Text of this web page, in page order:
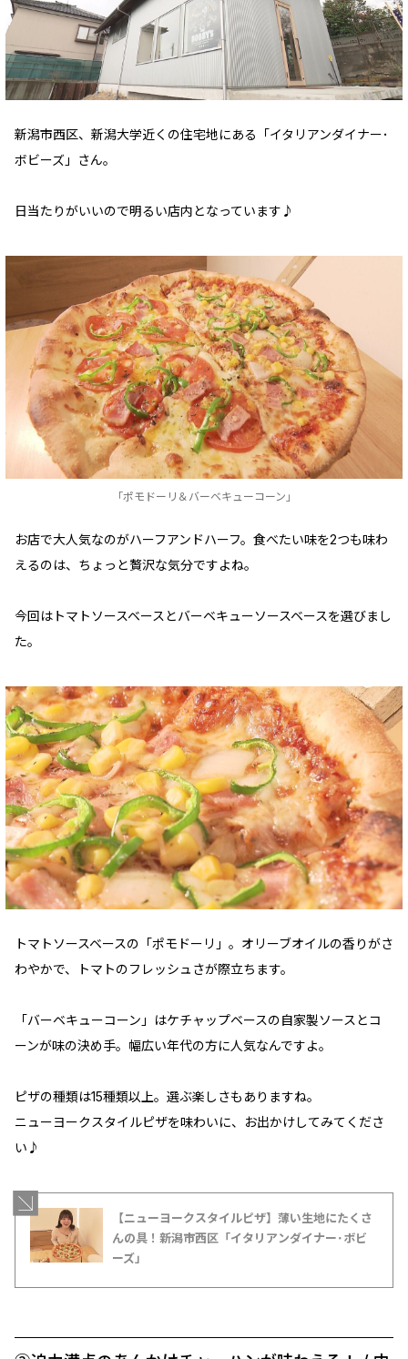
新潟市西区、新潟大学近くの住宅地にある「イタリアンダイナー･
ボビーズ」さん。
日当たりがいいので明るい店内となっています♪
「ポモドーリ＆バーベキューコーン」
お店で大人気なのがハーフアンドハーフ。食べたい味を2つも味わ
えるのは、ちょっと贅沢な気分ですよね。
今回はトマトソースベースとバーベキューソースベースを選びまし
た。
トマトソースベースの「ポモドーリ」。オリーブオイルの香りがさ
わやかで、トマトのフレッシュさが際立ちます。
「バーベキューコーン」はケチャップベースの自家製ソースとコ
ーンが味の決め手。幅広い年代の方に人気なんですよ。
ピザの種類は15種類以上。選ぶ楽しさもありますね。
ニューヨークスタイルピザを味わいに、お出かけしてみてくださ
い♪
【ニューヨークスタイルピザ】薄い生地にたくさ
んの具！新潟市西区「イタリアンダイナー･ボビ
ーズ」